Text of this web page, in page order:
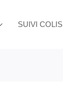
SUIVI COLIS